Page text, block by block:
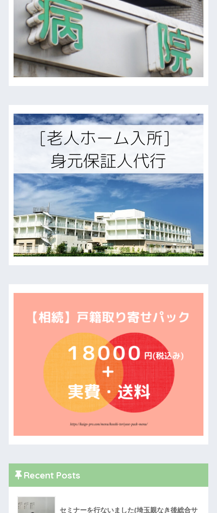
Recent Posts
セミナーを行ないました(埼玉親なき後総合サ